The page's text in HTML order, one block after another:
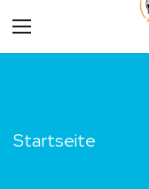
Navigation
umschalten
Startseite